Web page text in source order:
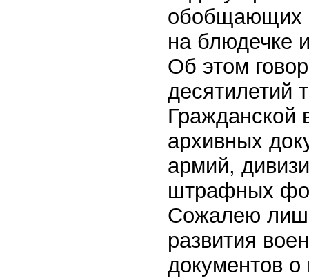
обобщающих
на блюдечке
Об этом
десятилетий
Гражданской
архивных
армий,
штрафных
Сожалею
развития
документов